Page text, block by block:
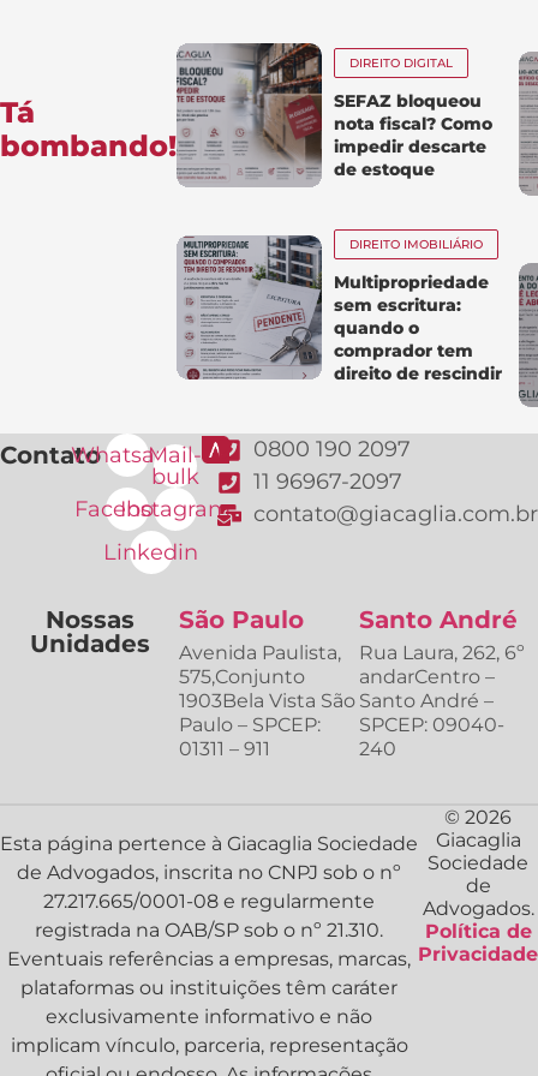
Tá
bombando!
DIREITO DIGITAL
SEFAZ bloqueou
nota fiscal? Como
impedir descarte
de estoque
DIREITO IMOBILIÁRIO
Multipropriedade
sem escritura:
quando o
comprador tem
direito de rescindir
ContatoWhatsapp
Mail-
bulk
Facebook
Instagram
Linkedin
0800 190 2097
11 96967-2097
contato@giacaglia.com.br
Nossas
Unidades
São Paulo
Avenida Paulista,
575,Conjunto
1903Bela Vista São
Paulo – SPCEP:
01311 – 911
Santo André
Rua Laura, 262, 6º
andarCentro –
Santo André –
SPCEP: 09040-
240
Esta página pertence à Giacaglia Sociedade
de Advogados, inscrita no CNPJ sob o nº
27.217.665/0001-08 e regularmente
registrada na OAB/SP sob o nº 21.310.
Eventuais referências a empresas, marcas,
plataformas ou instituições têm caráter
exclusivamente informativo e não
implicam vínculo, parceria, representação
© 2026
Giacaglia
Sociedade
de
Advogados.
Política de
Privacidade